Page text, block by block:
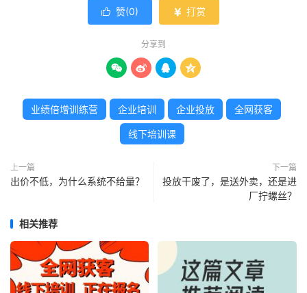
 赞(0)  打赏
分享到
   
业绩倍增训练营 企业培训 企业投放 全网获客
线下培训课
上一篇
出价不低，为什么系统不给量？
下一篇
投放干废了，是送外卖，还是进
厂拧螺丝？
相关推荐